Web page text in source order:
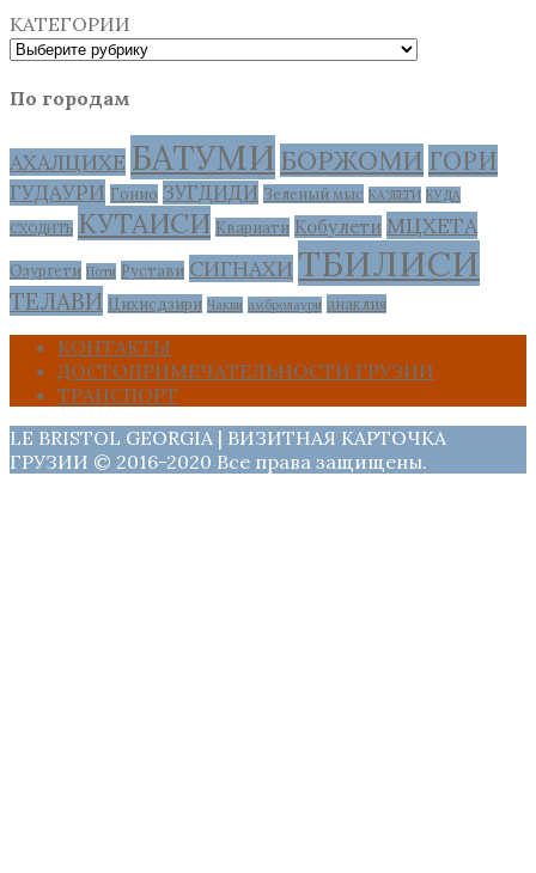
КАТЕГОРИИ
По городам
АХАЛЦИХЕ БАТУМИ БОРЖОМИ ГОРИ
ГУДАУРИ Гонио ЗУГДИДИ Зеленый мыс КАЗБЕГИ КУДА
СХОДИТЬ КУТАИСИ Квариати Кобулети МЦХЕТА
Озургети Поти Рустави СИГНАХИ ТБИЛИСИ
ТЕЛАВИ Цихисдзири Чакви амбролаури анаклия
КОНТАКТЫ
ДОСТОПРИМЕЧАТЕЛЬНОСТИ ГРУЗИИ
ТРАНСПОРТ
LE BRISTOL GEORGIA | ВИЗИТНАЯ КАРТОЧКА
ГРУЗИИ © 2016-2020 Все права защищены.